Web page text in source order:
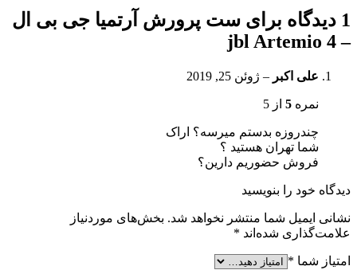
1 دیدگاه برای
ست پرورش آرتمیا جی بی ال
– jbl Artemio 4
علی اکبر – ژوئن 25, 2019
نمره 5 از 5
چندروزه بدستم میرسه؟ اراک
شما تهران هستید ؟
فروش حضوریم دارین؟
دیدگاه خود را بنویسید
نشانی ایمیل شما منتشر نخواهد شد. بخش‌های موردنیاز
علامت‌گذاری شده‌اند *
امتیاز شما *